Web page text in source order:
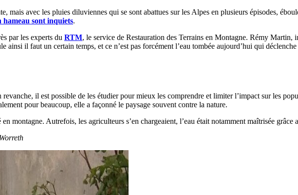
mais avec les pluies diluviennes qui se sont abattues sur les Alpes en plusieurs épisodes,
hameau sont inquiets.
par les experts du RTM, le service de Restauration des Terrains en Montagne. Rémy
ainsi il faut un certain temps, et ce n’est pas forcément l’eau tombée aujourd’hui qui
il est possible de les étudier pour mieux les comprendre et limiter l’impact sur les
pour beaucoup, elle a façonné le paysage souvent contre la nature.
montagne. Autrefois, les agriculteurs s’en chargeaient, l’eau était notamment maîtrisée grâce